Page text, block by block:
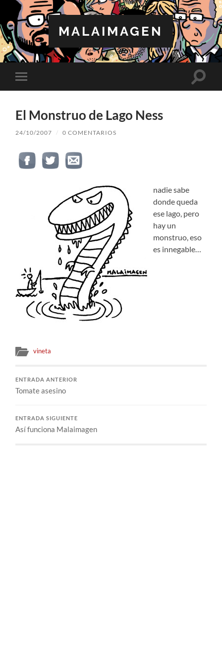
MALAIMAGEN
Alternar
el
móvil
El Monstruo de Lago Ness
24/10/2007 / 0 COMENTARIOS
nadie sabe
donde queda
ese lago, pero
hay un
monstruo, eso
es innegable…
vineta
ENTRADA ANTERIOR
Tomate asesino
ENTRADA SIGUIENTE
Así funciona Malaimagen